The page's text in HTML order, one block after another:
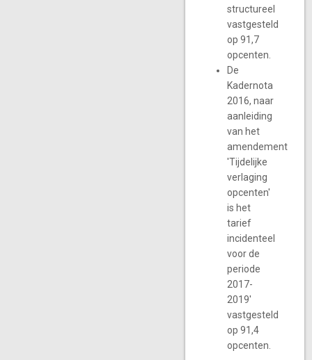
structureel
vastgesteld
op 91,7
opcenten.
De
Kadernota
2016, naar
aanleiding
van het
amendement
'Tijdelijke
verlaging
opcenten'
is het
tarief
incidenteel
voor de
periode
2017-
2019'
vastgesteld
op 91,4
opcenten.